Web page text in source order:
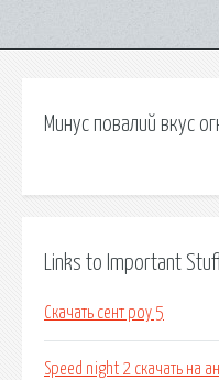
Минус повалий вкус
Links to Important
Скачать сент роу 5
Speed night 2 скачать на